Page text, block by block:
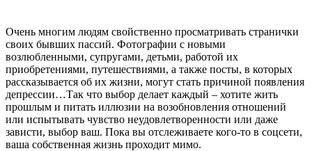
Очень многим людям свойственно просматривать странички
своих бывших пассий. Фотографии с новыми
возлюбленными, супругами, детьми, работой их
приобретениями, путешествиями, а также посты, в которых
рассказывается об их жизни, могут стать причиной появления
депрессии…Так что выбор делает каждый – хотите жить
прошлым и питать иллюзии на возобновления отношений
или испытывать чувство неудовлетворенности или даже
зависти, выбор ваш. Пока вы отслеживаете кого-то в соцсети,
ваша собственная жизнь проходит мимо.